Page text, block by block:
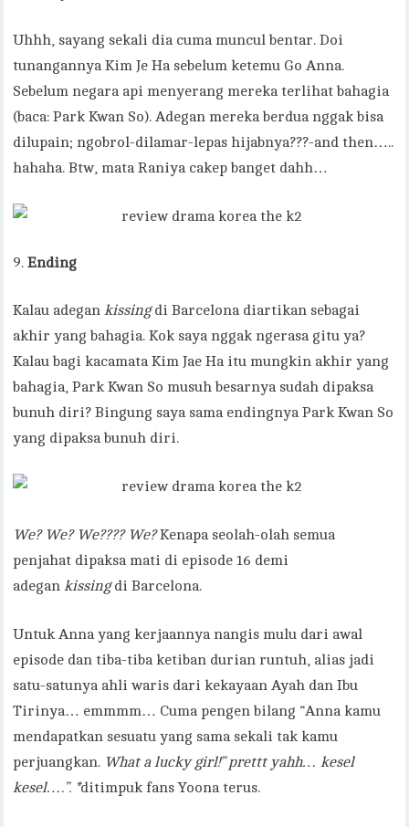
Uhhh, sayang sekali dia cuma muncul bentar. Doi
tunangannya Kim Je Ha sebelum ketemu Go Anna.
Sebelum negara api menyerang mereka terlihat bahagia
(baca: Park Kwan So). Adegan mereka berdua nggak bisa
dilupain; ngobrol-dilamar-lepas hijabnya???-and then…..
hahaha. Btw, mata Raniya cakep banget dahh…
Ending
Kalau adegankissingdi Barcelona diartikan sebagai
akhir yang bahagia. Kok saya nggak ngerasa gitu ya?
Kalau bagi kacamata Kim Jae Ha itu mungkin akhir yang
bahagia, Park Kwan So musuh besarnya sudah dipaksa
bunuh diri? Bingung saya sama endingnya Park Kwan So
yang dipaksa bunuh diri.
We? We? We???? We?Kenapa seolah-olah semua
penjahat dipaksa mati di episode 16 demi
adegankissingdi Barcelona.
Untuk Anna yang kerjaannya nangis mulu dari awal
episode dan tiba-tiba ketiban durian runtuh, alias jadi
satu-satunya ahli waris dari kekayaan Ayah dan Ibu
Tirinya… emmmm… Cuma pengen bilang “Anna kamu
mendapatkan sesuatu yang sama sekali tak kamu
perjuangkan. What a lucky girl!” prettt yahh… kesel
kesel….”. *ditimpuk fans Yoona terus.